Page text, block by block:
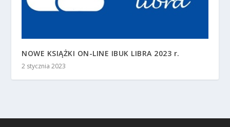
NOWE KSIĄŻKI ON-LINE IBUK LIBRA 2023 r.
2 stycznia 2023